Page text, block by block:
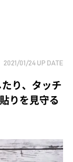
2021/01/24 UP DATE
り、タッチ
りを見守る